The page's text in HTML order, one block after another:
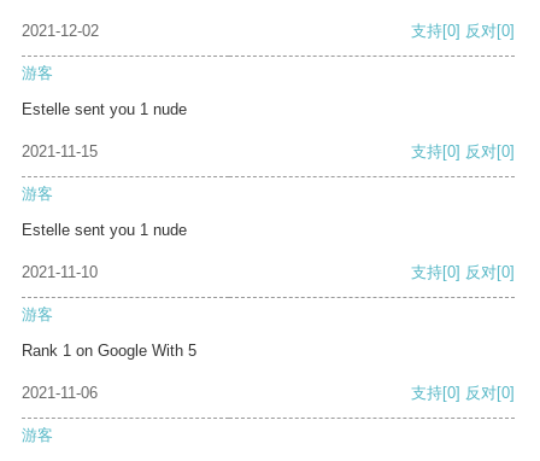
2021-12-02 支持[0] 反对[0]
游客
Estelle sent you 1 nude
2021-11-15 支持[0] 反对[0]
游客
Estelle sent you 1 nude
2021-11-10 支持[0] 反对[0]
游客
Rank 1 on Google With 5
2021-11-06 支持[0] 反对[0]
游客